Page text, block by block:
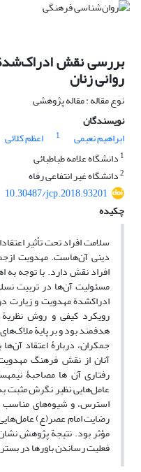
بررسی نقش
روانی زنان
نوع مقاله : مقاله پژوهشی
نویسندگان
ابراهیم نعیمی
1 اعظم کلائی
1 دانشگاه علامه طباطبائی
2دانشگاه غیر انتفاعی رفاه
10.30487/jcp.2018.93201
چکیده
سلامت افراد تحت تأثیر
دینی آن‌هاست. مهدویت
افراد نقش دارد. با توجه
مسئولیت آن‌ها در تربیت
ادراک­شدة مهدویت و زیارت
رویکرد کیفی و روش
جمکران، دربارۀ اعتقاد
آنان از نقش فرهنگ
رفتاری آن ها مصاحبۀ
عامل‌هایی نظیر نگرش مثبت
استرس، و شیوه‌های مناسب
رضایت امام عصر(ع)
مؤثر بود. نتیجة پژوهش
فعلیت رساندن باورها در